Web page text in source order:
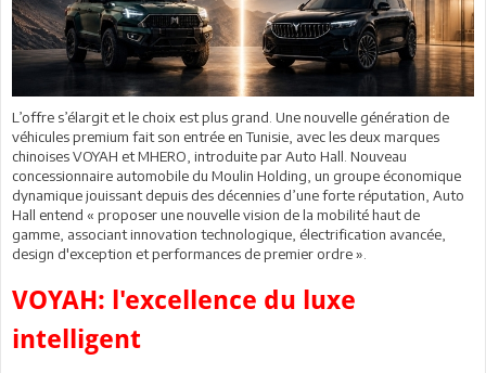
L’offre s’élargit et le choix est plus grand. Une nouvelle génération de
véhicules premium fait son entrée en Tunisie, avec les deux marques
chinoises VOYAH et MHERO, introduite par Auto Hall. Nouveau
concessionnaire automobile du Moulin Holding, un groupe économique
dynamique jouissant depuis des décennies d’une forte réputation, Auto
Hall entend « proposer une nouvelle vision de la mobilité haut de
gamme, associant innovation technologique, électrification avancée,
design d'exception et performances de premier ordre ».
VOYAH: l'excellence du luxe
intelligent